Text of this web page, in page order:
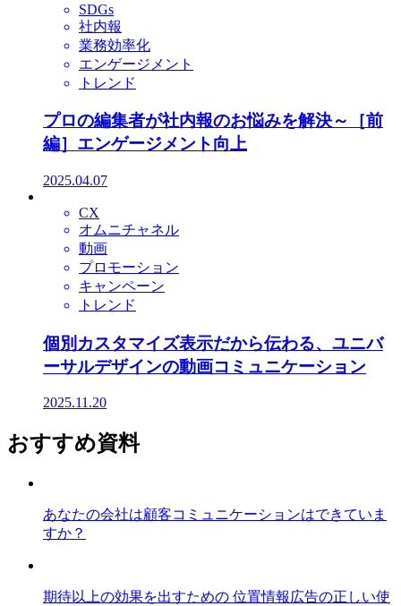
SDGs
社内報
業務効率化
エンゲージメント
トレンド
プロの編集者が社内報のお悩みを解決～［前
編］エンゲージメント向上
2025.04.07
CX
オムニチャネル
動画
プロモーション
キャンペーン
トレンド
個別カスタマイズ表示だから伝わる、ユニバ
ーサルデザインの動画コミュニケーション
2025.11.20
おすすめ資料
あなたの会社は顧客コミュニケーションはできていま
すか？
期待以上の効果を出すための 位置情報広告の正しい使